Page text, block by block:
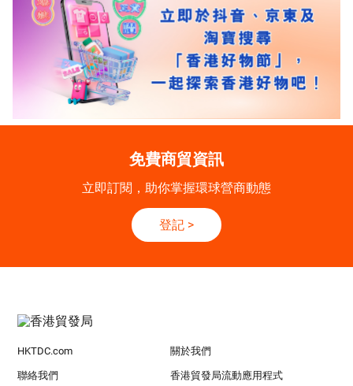
免費商貿資訊
立即訂閱，助你掌握環球營商動態
登記 >
HKTDC.com 關於我們
聯絡我們 香港貿發局流動應用程式